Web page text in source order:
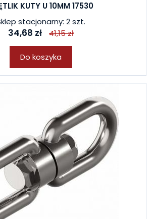
KUTY U 10MM 17530
stacjonarny: 2 szt.
34,68 zł 41,15 zł
Do koszyka